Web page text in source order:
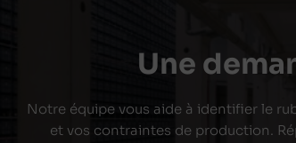
Une
Notre équipe vous aide à identifier le
et vos contraintes de production.